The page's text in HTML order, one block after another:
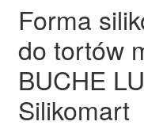
Forma
do tortów
BUCHE
Silikomart